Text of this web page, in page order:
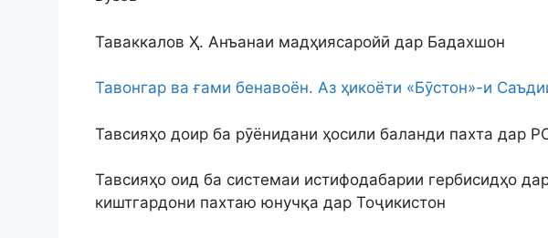
Таваккалов Ҳ. Анъанаи мадҳиясаройӣ дар Бадахшон
Тавонгар ва ғами бенавоён. Аз ҳикоёти «Бӯстон»-и
Тавсияҳо доир ба рӯёнидани ҳосили баланди пахта дар
Тавсияҳо оид ба системаи истифодабарии гербисидҳо
киштгардони пахтаю юнучқа дар Тоҷикистон